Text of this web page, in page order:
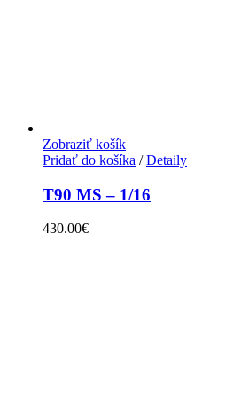
Zobraziť košík
Pridať do košíka / Detaily
T90 MS – 1/16
430.00€